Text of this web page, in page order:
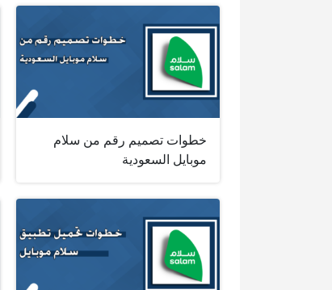
خطوات تصميم رقم من سلام
موبايل السعودية